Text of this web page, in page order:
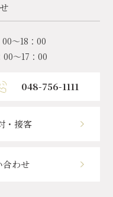
00～18：00
00～17：00
048-756-1111
・接客
合わせ